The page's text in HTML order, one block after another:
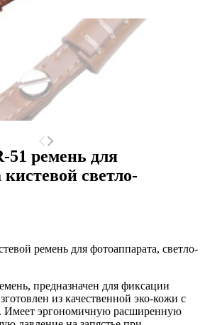
51 ремень для
светло-
ремень для фотоаппарата, светло-
предназначен для фиксации
из качественной эко-кожи с
Имеет эргономичную расширенную